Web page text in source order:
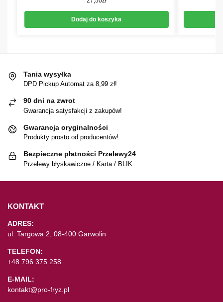
Dodaj do koszyka
Tania wysyłka
DPD Pickup Automat za 8,99 zł!
90 dni na zwrot
Gwarancja satysfakcji z zakupów!
Gwarancja oryginalności
Produkty prosto od producentów!
Bezpieczne płatności Przelewy24
Przelewy błyskawiczne / Karta / BLIK
KONTAKT
ADRES:
ul. Targowa 2, 08-400 Garwolin
TELEFON:
+48 796 375 258
E-MAIL:
kontakt@pro-fryz.pl